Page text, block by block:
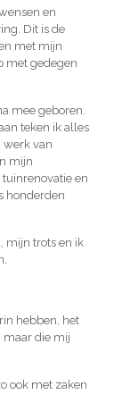
en
Dit is de
met mijn
met gedegen
mee geboren.
teken ik alles
werk van
mijn
en
honderden
mijn trots en ik
hebben, het
maar die mij
ook met zaken